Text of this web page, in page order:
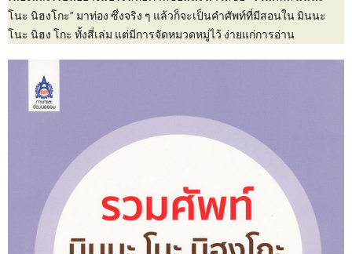
โนะ นิฮงโกะ” มาท่อง ซึ่งจริง ๆ แล้วก็จะเป็นคำศัพท์ที่มีสอนใน มินนะ
โนะ นิฮง โกะ ทั้งสี่เล่ม แต่มีการจัดหมวดหมู่ไว้ ง่ายแก่การอ่าน